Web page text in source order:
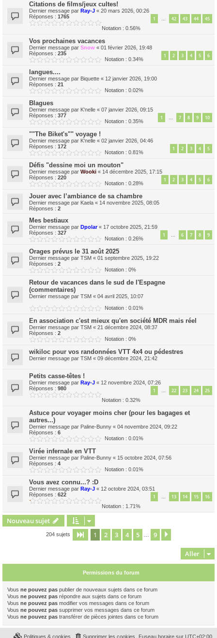
Citations de films/jeux cultes!
Dernier message par Ray-J « 20 mars 2026, 00:26
Réponses : 1765 1 … 42 43 44 45
Notation : 0.56%
Vos prochaines vacances
Dernier message par Snow « 01 février 2026, 19:48
Réponses : 235 1 2 3 4 5 6
Notation : 0.34%
langues....
Dernier message par Biquette « 12 janvier 2026, 19:00
Réponses : 21
Notation : 0.02%
Blagues
Dernier message par K'nelle « 07 janvier 2026, 09:15
Réponses : 377 1 … 7 8 9 10
Notation : 0.35%
""The Biket's"" voyage !
Dernier message par K'nelle « 02 janvier 2026, 04:46
Réponses : 172 1 2 3 4 5
Notation : 0.81%
Défis "dessine moi un mouton"
Dernier message par Wooki « 14 décembre 2025, 17:15
Réponses : 220 1 2 3 4 5 6
Notation : 0.28%
Jouer avec l’ambiance de sa chambre
Dernier message par Kaela « 14 novembre 2025, 08:05
Réponses : 2
Mes bestiaux
Dernier message par Dpolar« 17 octobre 2025, 21:59
Réponses : 327 1 … 6 7 8 9
Notation : 0.26%
Orages prévus le 31 août 2025
Dernier message par TSM « 01 septembre 2025, 19:22
Réponses : 2
Notation : 0%
Retour de vacances dans le sud de l'Espagne
(commentaires)
Dernier message par TSM « 04 avril 2025, 10:07
Notation : 0.01%
En association c'est mieux qu'en société MDR mais réel
Dernier message par TSM « 21 décembre 2024, 08:37
Réponses : 2
Notation : 0%
wikiloc pour vos randonnées VTT 4x4 ou pédestres
Dernier message par TSM « 09 décembre 2024, 21:42
Petits casse-têtes !
Dernier message par Ray-J « 12 novembre 2024, 07:26
Réponses : 980 1 … 22 23 24 25
Notation : 0.32%
Astuce pour voyager moins cher (pour les bagages et
autres...)
Dernier message par Paline-Bunny « 04 novembre 2024, 09:22
Réponses : 6
Notation : 0.01%
Virée infernale en VTT
Dernier message par Paline-Bunny « 15 octobre 2024, 07:56
Réponses : 4
Notation : 0.01%
Vous avez connu...? :D
Dernier message par Ray-J « 12 octobre 2024, 03:51
Réponses : 622 1 … 13 14 15 16
Notation : 1.71%
Nouveau sujet
204 sujets Page 1sur9
1 2 3 4 5 9
Aller
Permissions du forum
Vous ne pouvez pas publier de nouveaux sujets dans ce forum
Vous ne pouvez pas répondre aux sujets dans ce forum
Vous ne pouvez pas modifier vos messages dans ce forum
Vous ne pouvez pas supprimer vos messages dans ce forum
Vous ne pouvez pas transférer de pièces jointes dans ce forum
Fuseau horaire sur UTC+02:00
Supprimer les cookies
Politiques & cookies